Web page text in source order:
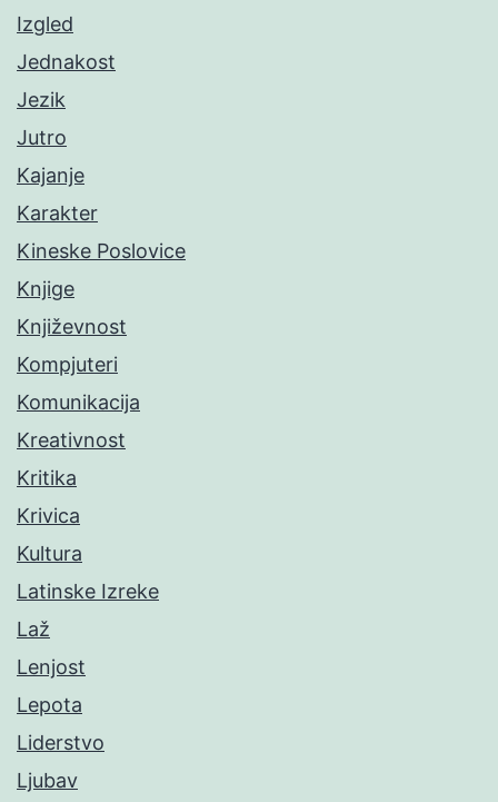
Izgled
Jednakost
Jezik
Jutro
Kajanje
Karakter
Kineske Poslovice
Knjige
Književnost
Kompjuteri
Komunikacija
Kreativnost
Kritika
Krivica
Kultura
Latinske Izreke
Laž
Lenjost
Lepota
Liderstvo
Ljubav